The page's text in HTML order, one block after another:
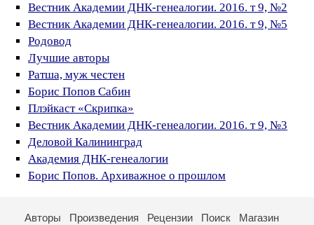
Вестник Академии ДНК-генеалогии. 2016. т 9, №2
Вестник Академии ДНК-генеалогии. 2016. т 9, №5
Родовод
Лучшие авторы
Ратша, муж честен
Борис Попов Сабин
Плэйкаст «Скрипка»
Вестник Академии ДНК-генеалогии. 2016. т 9, №3
Деловой Калининград
Академия ДНК-генеалогии
Борис Попов. Архиважное о прошлом
Авторы Произведения Рецензии Поиск
Магазин